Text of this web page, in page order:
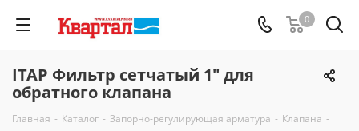
0
ITAP Фильтр сетчатый 1" для
обратного клапана
Главная - Каталог - Запорно-регулирующая арматура - Клапана -